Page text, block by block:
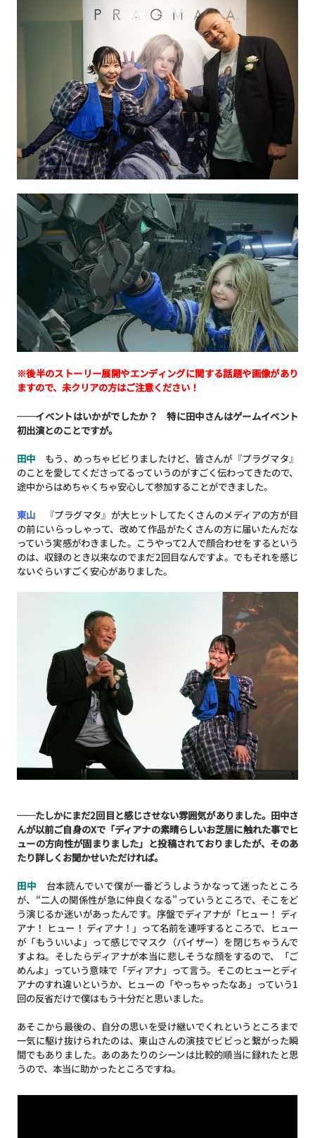
※後半のストーリー展開やエンディングに関する話題や画像があり
ますので、未クリアの方はご注意ください！
──イベントはいかがでしたか？ 特に田中さんはゲームイベント
初出演とのことですが。
田中 もう、めっちゃビビりましたけど、皆さんが『プラグマタ』
のことを愛してくださってるっていうのがすごく伝わってきたので、
途中からはめちゃくちゃ安心して参加することができました。
東山 『プラグマタ』が大ヒットしてたくさんのメディアの方が目
の前にいらっしゃって、改めて作品がたくさんの方に届いたんだな
っていう実感がわきました。こうやって2人で顔合わせをするという
のは、収録のとき以来なのでまだ2回目なんですよ。でもそれを感じ
ないぐらいすごく安心がありました。
──たしかにまだ2回目と感じさせない雰囲気がありました。田中さ
んが以前ご自身のXで「ディアナの素晴らしいお芝居に触れた事でヒ
ューの方向性が固まりました」と投稿されておりましたが、そのあ
たり詳しくお聞かせいただければ。
田中 台本読んでいで僕が一番どうしようかなって迷ったところ
が、“二人の関係性が急に仲良くなる”っていうところで、そこをど
う演じるか迷いがあったんです。序盤でディアナが「ヒュー！ ディ
アナ！ ヒュー！ ディアナ！」って名前を連呼するところで、ヒュー
が「もういいよ」って感じでマスク（バイザー）を閉じちゃうんで
すよね。そしたらディアナが本当に悲しそうな顔をするので、「ご
めんよ」っていう意味で「ディアナ」って言う。そこのヒューとディ
アナのすれ違いというか、ヒューの「やっちゃったなあ」っていう1
回の反省だけで僕はもう十分だと思いました。
あそこから最後の、自分の思いを受け継いでくれというところまで
一気に駆け抜けられたのは、東山さんの演技でビビっと繋がった瞬
間でもありました。あのあたりのシーンは比較的順当に録れたと思
うので、本当に助かったところですね。